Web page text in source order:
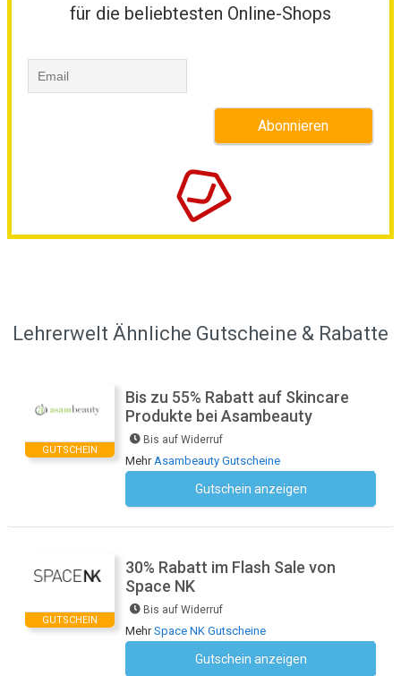
für die beliebtesten Online-Shops
Lehrerwelt Ähnliche Gutscheine & Rabatte
GUTSCHEIN
Bis zu 55% Rabatt auf Skincare
Produkte bei Asambeauty
Bis auf Widerruf
MehrAsambeauty Gutscheine
Gutschein anzeigen
GUTSCHEIN
30% Rabatt im Flash Sale von
Space NK
Bis auf Widerruf
MehrSpace NK Gutscheine
Gutschein anzeigen